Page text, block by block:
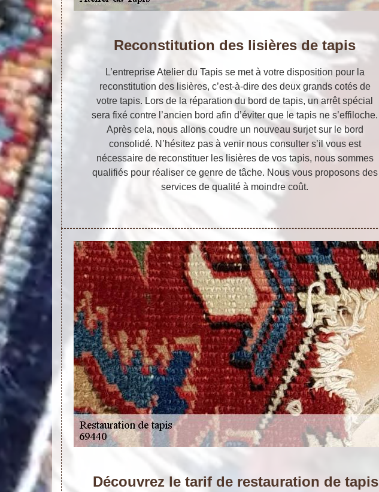
Reconstitution des lisières de tapis
L’entreprise Atelier du Tapis se met à votre disposition pour la
reconstitution des lisières, c’est-à-dire des deux grands cotés de
votre tapis. Lors de la réparation du bord de tapis, un arrêt spécial
sera fixé contre l’ancien bord afin d’éviter que le tapis ne s’effiloche.
Après cela, nous allons coudre un nouveau surjet sur le bord
consolidé. N’hésitez pas à venir nous consulter s’il vous est
nécessaire de reconstituer les lisières de vos tapis, nous sommes
qualifiés pour réaliser ce genre de tâche. Nous vous proposons des
services de qualité à moindre coût.
Découvrez le tarif de restauration de tapis